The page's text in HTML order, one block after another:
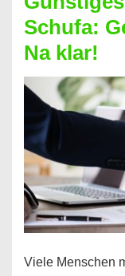
dabei
profitieren
–
So
funktioniert’s
Schufa:
Na klar!
Viele Menschen